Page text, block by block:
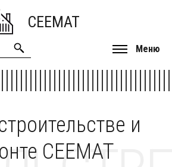
CEEMAT
Меню
и
CEEMAT